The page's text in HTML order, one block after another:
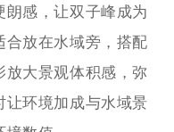
感，让双子峰成为
合放在水域旁，搭配
大景观体积感，弥
让环境加成与水域景